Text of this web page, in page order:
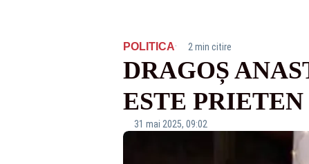
POLITICA· 2 min citire
DRAGOȘ
ESTE
31 mai 2025, 09:02